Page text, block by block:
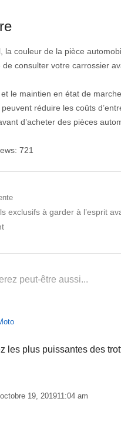
la couleur de la pièce
de consulter votre carrossier
et le maintien en état de
peuvent réduire les coûts
d’acheter des pièces
721
exclusifs à garder à l’esprit
peut-être aussi...
les plus puissantes des
octobre 19, 201911:04 am